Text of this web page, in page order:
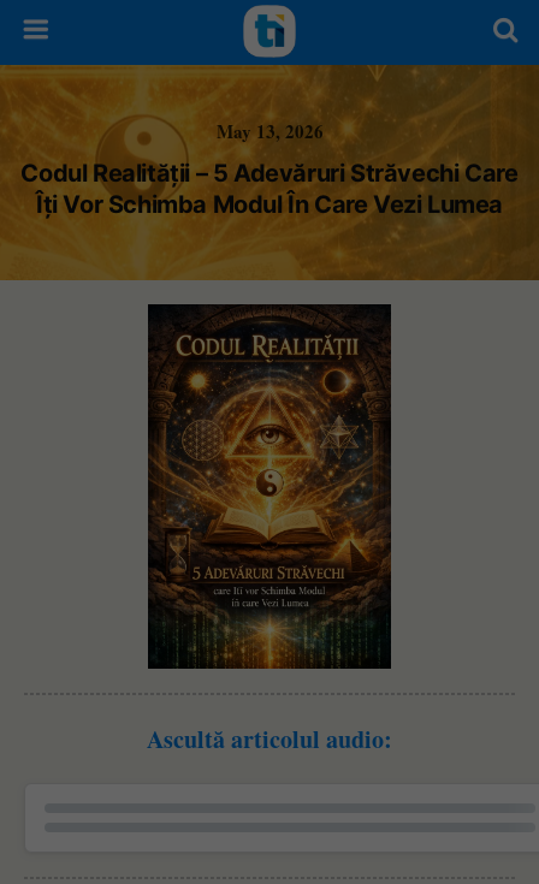
May 13, 2026
Codul Realității – 5 Adevăruri Străvechi Care
Îți Vor Schimba Modul În Care Vezi Lumea
Ascultă articolul audio: